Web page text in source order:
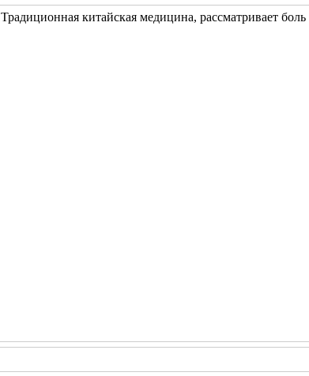
Традиционная китайская медицина, рассматривает